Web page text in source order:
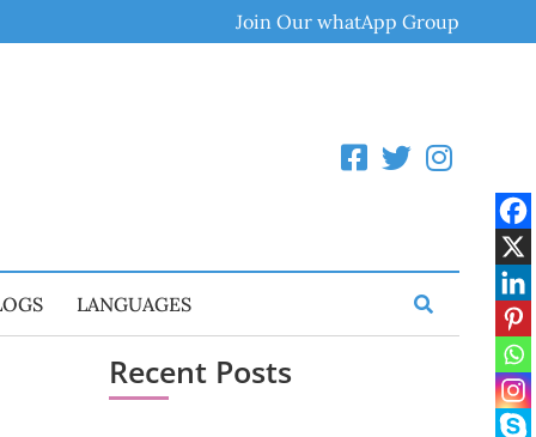
Join Our whatApp Group
LANGUAGES
Recent Posts